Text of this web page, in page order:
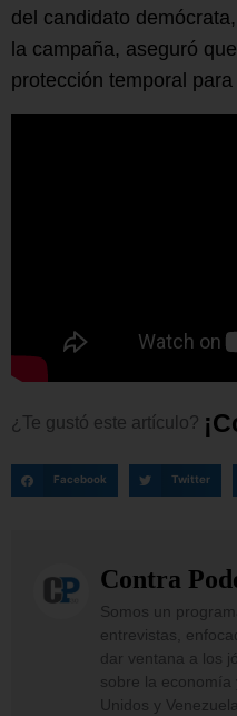
del candidato
la campaña, aseguró
protección temporal
¿Te gustó este artículo? ¡C
Facebook Twitter
Contra
Somos un
entrevistas,
dar ventana a los
sobre la economía
Unidos y Venezuela.